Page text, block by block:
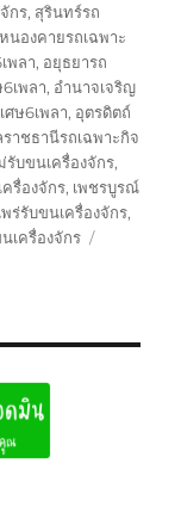
กร, สุรินทร์รถ
หนองคายรถเฉพาะ
พลา, อยุธยารถ
เพลา, อำนาจเจริญ
ศษ6เพลา, อุตรดิตถ์
าชธานีรถเฉพาะกิจ
รับขนเครื่องจักร,
รื่องจักร, เพชรบูรณ์
ร่รับขนเครื่องจักร,
เครื่องจักร